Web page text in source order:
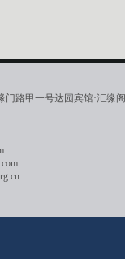
路甲一号达园宾馆·汇缘阁